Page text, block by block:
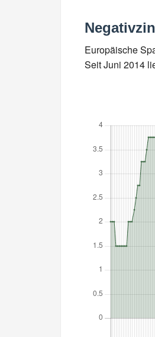
Europäische
Seit Juni 2014